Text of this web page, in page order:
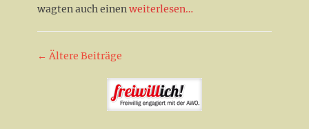
wagten auch einenweiterlesen…
Beitrag-
← Ältere Beiträge